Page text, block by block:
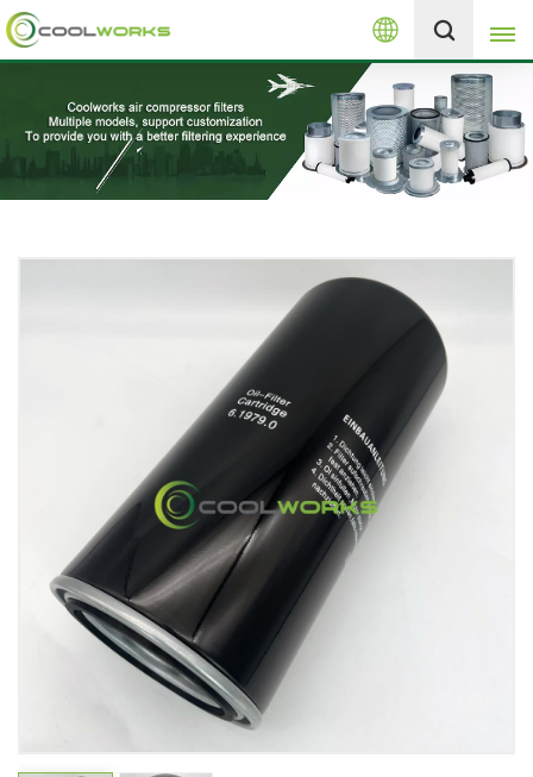
العربية
English
español
العربية
русский
Melayu
+8613525046291